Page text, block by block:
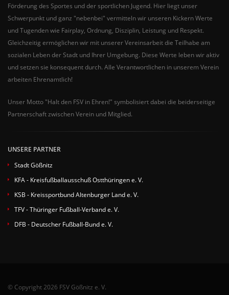
Förderung des Sportes und der sportlichen Jugend. Hier liegt unser
Schwerpunkt und ganz "nebenbei" vermitteln wir unseren Kickern Werte
und Tugenden wie Fairplay, Ordnung, Disziplin, Leistung und Respekt.
Gleichzeitig ermöglichen wir mit unserer Vereinsarbeit die Teilhabe am
sozialen Leben der Stadt und Ihrer Umgebung. Diese Werte leben wir aktiv
und setzen sie konsequent durch. Alle Verantwortlichen in unserem Verein
arbeiten Ehrenamtlich!
Unser Motto "Halt den FSV in Ehren!" symbolisiert dabei die beiderseitige
Partnerschaft zwischen Verein und Mitglied.
UNSERE PARTNER
Stadt Gößnitz
KFA - Kreisfußballausschuß Ostthüringen e. V.
KSB - Kreissportbund Altenburger Land e. V.
TFV - Thüringer Fußball-Verband e. V.
DFB - Deutscher Fußball-Bund e. V.
© Copyright 2026 FSV Gößnitz e. V.